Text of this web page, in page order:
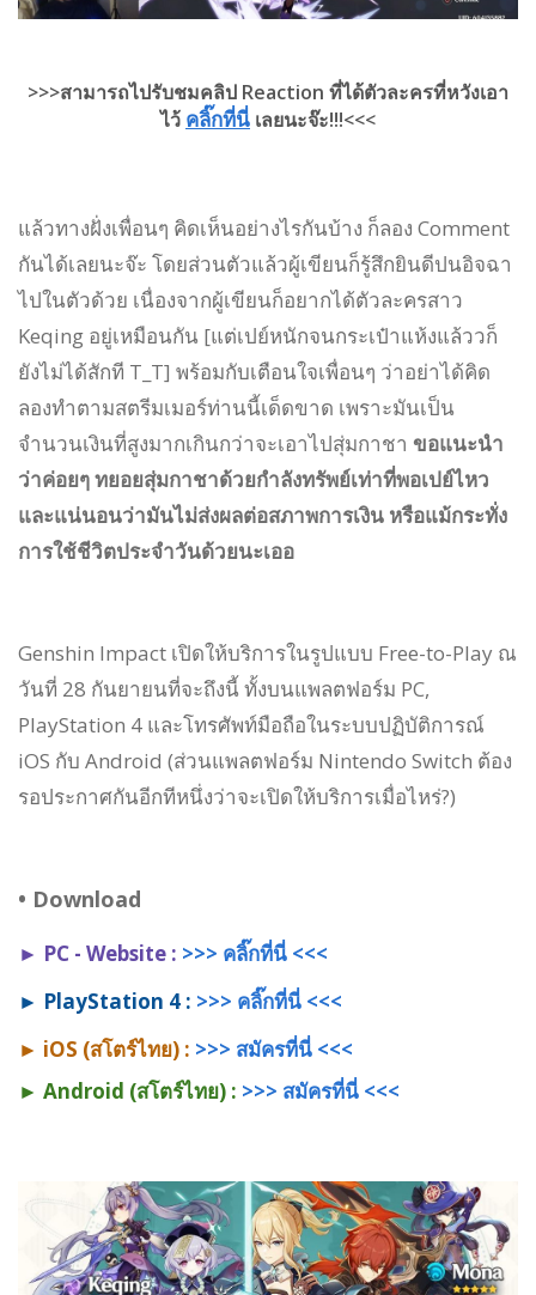
>>>สามารถไปรับชมคลิป Reaction ที่ได้ตัวละครที่หวังเอา
ไว้ คลิ๊กที่นี่ เลยนะจ๊ะ!!!<<<
แล้วทางฝั่งเพื่อนๆ คิดเห็นอย่างไรกันบ้าง ก็ลอง Comment
กันได้เลยนะจ๊ะ โดยส่วนตัวแล้วผู้เขียนก็รู้สึกยินดีปนอิจฉา
ไปในตัวด้วย เนื่องจากผู้เขียนก็อยากได้ตัวละครสาว
Keqing อยู่เหมือนกัน [แต่เปย์หนักจนกระเป๋าแห้งแล้ววก็
ยังไม่ได้สักที T_T] พร้อมกับเตือนใจเพื่อนๆ ว่าอย่าได้คิด
ลองทำตามสตรีมเมอร์ท่านนี้เด็ดขาด เพราะมันเป็น
จำนวนเงินที่สูงมากเกินกว่าจะเอาไปสุ่มกาชา ขอแนะนำ
ว่าค่อยๆ ทยอยสุ่มกาชาด้วยกำลังทรัพย์เท่าที่พอเปย์ไหว
และแน่นอนว่ามันไม่ส่งผลต่อสภาพการเงิน หรือแม้กระทั่ง
การใช้ชีวิตประจำวันด้วยนะเออ
Genshin Impact เปิดให้บริการในรูปแบบ Free-to-Play ณ
วันที่ 28 กันยายนที่จะถึงนี้ ทั้งบนแพลตฟอร์ม PC,
PlayStation 4 และโทรศัพท์มือถือในระบบปฏิบัติการณ์
iOS กับ Android (ส่วนแพลตฟอร์ม Nintendo Switch ต้อง
รอประกาศกันอีกทีหนึ่งว่าจะเปิดให้บริการเมื่อไหร่?)
• Download
► PC - Website : >>> คลิ๊กที่นี่ <<<
► PlayStation 4 : >>> คลิ๊กที่นี่ <<<
► iOS (สโตร์ไทย) : >>> สมัครที่นี่ <<<
► Android (สโตร์ไทย) : >>> สมัครที่นี่ <<<